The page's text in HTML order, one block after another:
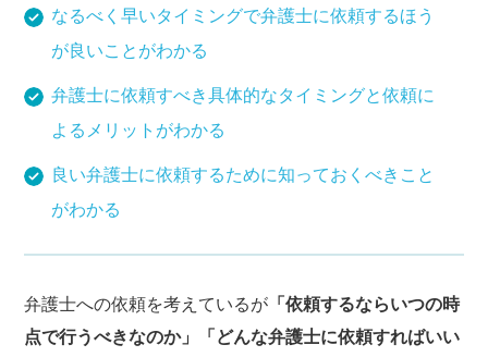
なるべく早いタイミングで弁護士に依頼するほう
が良いことがわかる
弁護士に依頼すべき具体的なタイミングと依頼に
よるメリットがわかる
良い弁護士に依頼するために知っておくべきこと
がわかる
弁護士への依頼を考えているが 「依頼するならいつの時
点で行うべきなのか」「どんな弁護士に依頼すればいい